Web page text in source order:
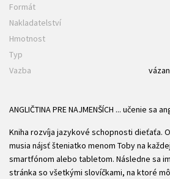
Formát
Nakladatelství
Hmotnost
Typ
Vazba
ANGLIČTINA PRE NAJMENŠÍCH ... učenie sa
Kniha rozvíja jazykové schopnosti dieťaťa.
musia nájsť šteniatko menom Toby na
smartfónom alebo tabletom. Následne sa
stránka so všetkými slovíčkami, na ktoré